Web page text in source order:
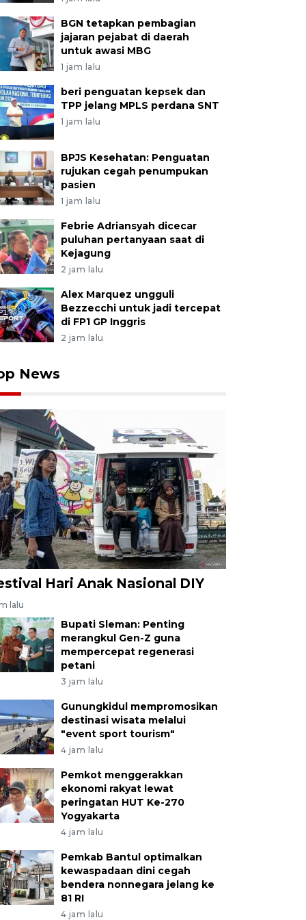
BGN tetapkan pembagian
jajaran pejabat di daerah
untuk awasi MBG
1 jam lalu
beri penguatan kepsek dan
TPP jelang MPLS perdana SNT
1 jam lalu
BPJS Kesehatan: Penguatan
rujukan cegah penumpukan
pasien
1 jam lalu
Febrie Adriansyah dicecar
puluhan pertanyaan saat di
Kejagung
2 jam lalu
Alex Marquez ungguli
Bezzecchi untuk jadi tercepat
di FP1 GP Inggris
2 jam lalu
News
Hari Anak Nasional DIY
lalu
Bupati Sleman: Penting
merangkul Gen-Z guna
mempercepat regenerasi
petani
3 jam lalu
Gunungkidul mempromosikan
destinasi wisata melalui
"event sport tourism"
4 jam lalu
Pemkot menggerakkan
ekonomi rakyat lewat
peringatan HUT Ke-270
Yogyakarta
4 jam lalu
Pemkab Bantul optimalkan
kewaspadaan dini cegah
bendera nonnegara jelang ke
81 RI
4 jam lalu